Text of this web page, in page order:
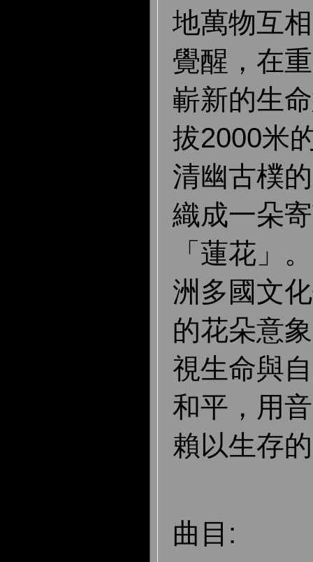
地萬物互
覺醒，在
嶄新的生
拔2000米
清幽古樸
織成一朵
「蓮花」
洲多國文
的花朵意
視生命與
和平，用
賴以生存
曲目: